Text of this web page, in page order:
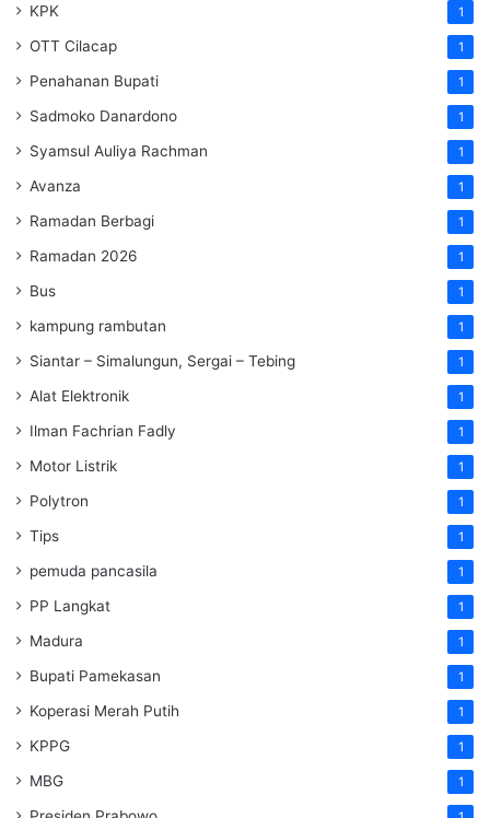
KPK 1
OTT Cilacap 1
Penahanan Bupati 1
Sadmoko Danardono 1
Syamsul Auliya Rachman 1
Avanza 1
Ramadan Berbagi 1
Ramadan 2026 1
Bus 1
kampung rambutan 1
Siantar – Simalungun, Sergai – Tebing 1
Alat Elektronik 1
Ilman Fachrian Fadly 1
Motor Listrik 1
Polytron 1
Tips 1
pemuda pancasila 1
PP Langkat 1
Madura 1
Bupati Pamekasan 1
Koperasi Merah Putih 1
KPPG 1
MBG 1